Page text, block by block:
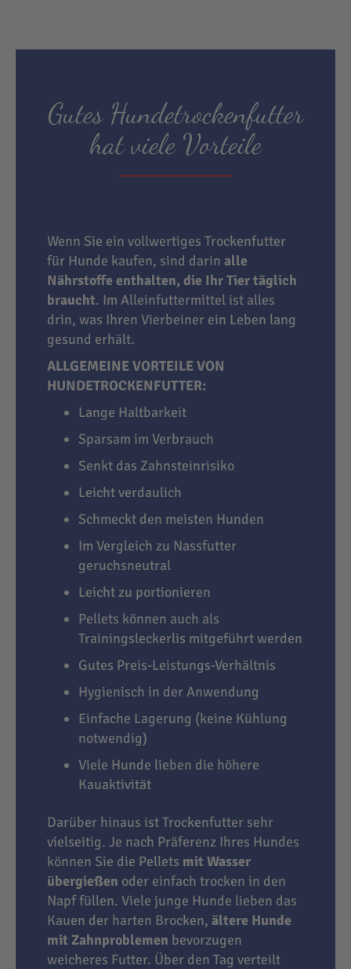
Gutes Hundetrockenfutter
hat viele Vorteile
Wenn Sie ein vollwertiges Trockenfutter
für Hunde kaufen, sind darin alle
Nährstoffe enthalten, die Ihr Tier täglich
braucht. Im Alleinfuttermittel ist alles
drin, was Ihren Vierbeiner ein Leben lang
gesund erhält.
ALLGEMEINE VORTEILE VON
HUNDETROCKENFUTTER:
Lange Haltbarkeit
Sparsam im Verbrauch
Senkt das Zahnsteinrisiko
Leicht verdaulich
Schmeckt den meisten Hunden
Im Vergleich zu Nassfutter
geruchsneutral
Leicht zu portionieren
Pellets können auch als
Trainingsleckerlis mitgeführt werden
Gutes Preis-Leistungs-Verhältnis
Hygienisch in der Anwendung
Einfache Lagerung (keine Kühlung
notwendig)
Viele Hunde lieben die höhere
Kauaktivität
Darüber hinaus ist Trockenfutter sehr
vielseitig. Je nach Präferenz Ihres Hundes
können Sie die Pellets mit Wasser
übergießen oder einfach trocken in den
Napf füllen. Viele junge Hunde lieben das
Kauen der harten Brocken, ältere Hunde
mit Zahnproblemen bevorzugen
weicheres Futter. Über den Tag verteilt